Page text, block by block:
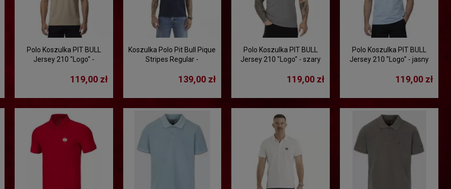
Polo Koszulka PIT BULL
Jersey 210 "Logo" -
119,00 zł
Koszulka Polo Pit Bull Pique
Stripes Regular -
139,00 zł
Polo Koszulka PIT BULL
Jersey 210 "Logo" - szary
119,00 zł
Polo Koszulka PIT BULL
Jersey 210 "Logo" - jasny
119,00 zł